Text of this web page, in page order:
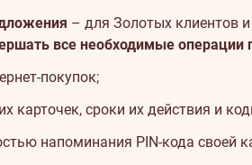
– для Золотых клиентов
все необходимые операции
покупок;
карточек, сроки их действия и
напоминания PIN-кода своей